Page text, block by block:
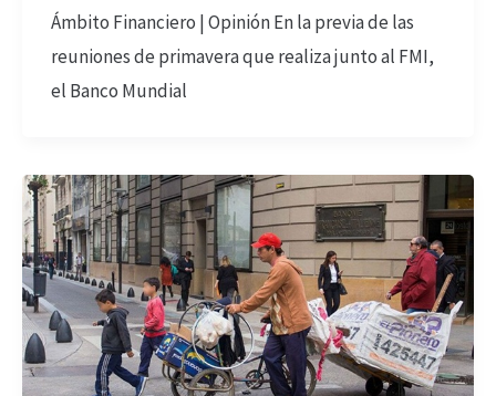
Ámbito Financiero | Opinión En la previa de las
reuniones de primavera que realiza junto al FMI,
el Banco Mundial